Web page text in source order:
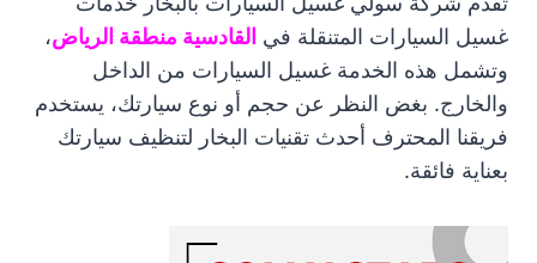
غسيل السيارات المتنقلة في القادسية منطقة الرياض،
وتشمل هذه الخدمة غسيل السيارات من الداخل
والخارج. بغض النظر عن حجم أو نوع سيارتك، يستخدم
فريقنا المحترف أحدث تقنيات البخار لتنظيف سيارتك
بعناية فائقة.